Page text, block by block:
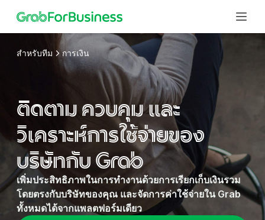
พอร์ทัลธุรกิจ
แพลตฟอร์มดิจิทัลแบบครบวงจรในการจัดการ ความ
ต้องการทางธุรกิจของคุณในทุกๆ วัน
โปรไฟล์ธุรกิจ
แยกการเดินทางส่วนตัวและการเดินทางเชิง ธุรกิจออกจาก
กันบนแอป Grab
GrabGifts
บัตรของขวัญที่เหมาะสำหรับการให้ของขวัญของบริษัท
และความต้องการด้านการส่งเสริมการขาย
ธุรกิจขนาดเล็ก
บริการ
การเดินทาง
ให้พนักงานและลูกค้าได้รับบริการการเดิน ทางเชิงธุรกิจที่
ปลอดภัยไร้กังวล
อาหาร
เติมความสุขให้กับพนักงานด้วยอาหารจาน โปรดจากร้าน
ในพื้นที่ที่ส่งตรงถึงสำนักงาน
ทีม
ทรัพยากรบุคคล
เพิ่มขวัญกำลังใจและประสิทธิภาพให้กับพนักงานผ่าน
บริการที่หลากหลายของเรา
ธุรกิจ
ติดตาม ควบคุม และ
วิเคราะห์การใช้จ่ายของ
บริษัทกับ Grab
เพิ่มประสิทธิภาพในการทำงานด้วยการเรียกเก็บเงินรวม
โดยตรงกับบริษัทของคุณ และจัดการค่าใช้จ่ายใน Grab
ทั้งหมดได้จากแพลตฟอร์มเดียว
สำหรับทีม การเงิน